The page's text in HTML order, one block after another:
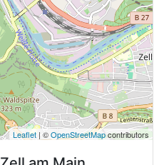
Leaflet| ©OpenStreetMapcontributors